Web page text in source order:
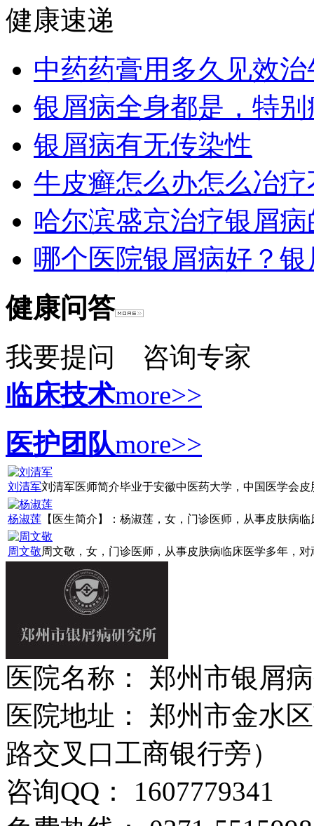
健康速递
中药药膏用多久见效
银屑病全身都是，特
银屑病有无传染性
牛皮癣怎么办怎么冶
哈尔滨盛京治疗银屑
哪个医院银屑病好？
健康问答
我要提问
咨询专家
临床技术more>>
医护团队more>>
刘清军刘清军医师简介毕业于安徽中医药大学，中国医学会皮
杨淑莲 【医生简介】：杨淑莲，女，门诊医师，从事皮肤病
周文敬周文敬，女，门诊医师，从事皮肤病临床医学多年，对
医院名称： 郑州市银屑
医院地址： 郑州市金水
路交叉口工商银行旁）
咨询QQ： 1607779341